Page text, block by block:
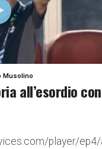
Musolino
all’esordio
player/